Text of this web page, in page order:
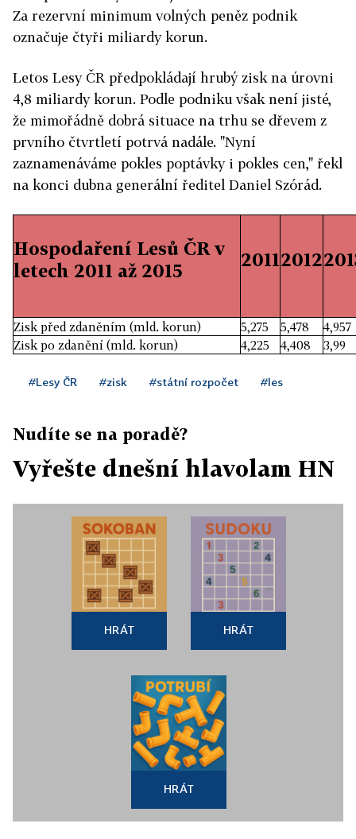
Za rezervní minimum volných peněz podnik
označuje čtyři miliardy korun.
Letos Lesy ČR předpokládají hrubý zisk na úrovni
4,8 miliardy korun. Podle podniku však není jisté,
že mimořádně dobrá situace na trhu se dřevem z
prvního čtvrtletí potrvá nadále. "Nyní
zaznamenáváme pokles poptávky i pokles cen," řekl
na konci dubna generální ředitel Daniel Szórád.
Hospodaření Lesů ČR v
letech 2011 až 2015
20112012
Zisk před zdaněním (mld. korun) 5,275 5,478
4,957
Zisk po zdanění (mld. korun)
4,225 4,408 3,99
#Lesy ČR #zisk #státní rozpočet #les
Nudíte se na poradě?
Vyřešte dnešní hlavolam HN
HRÁT HRÁT
HRÁT